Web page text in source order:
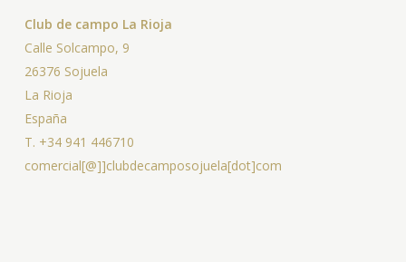
Club de campo La Rioja
Calle Solcampo, 9
26376 Sojuela
La Rioja
España
T. +34 941 446710
comercial[@]]clubdecamposojuela[dot]com